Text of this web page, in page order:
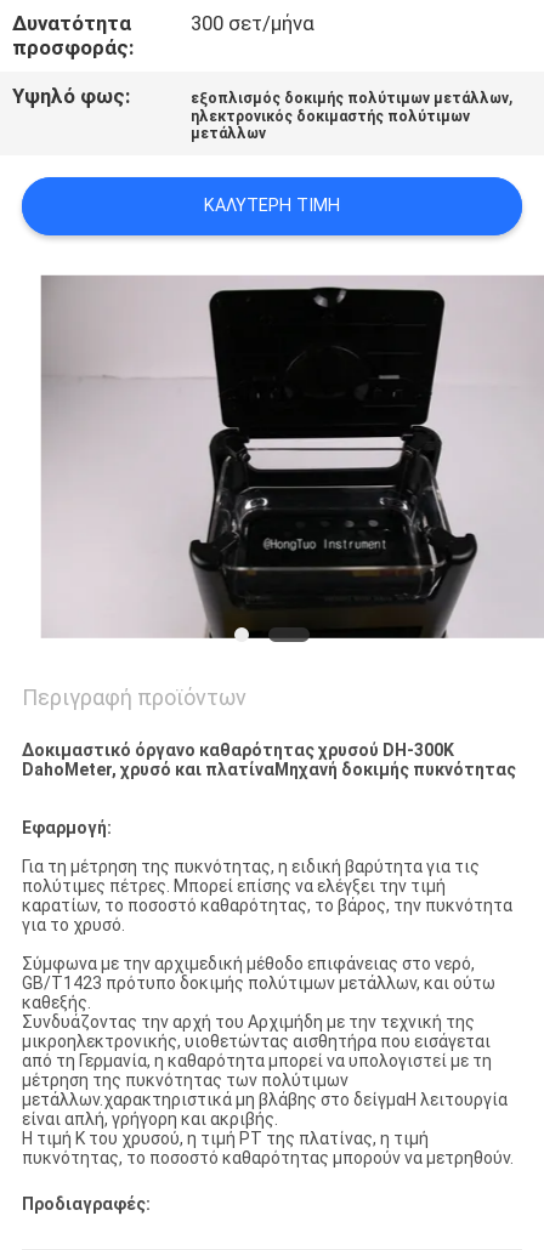
SITEMAP
PRIVACY
Δυνατότητα
προσφοράς:
300 σετ/μήνα
Υψηλό φως: εξοπλισμός δοκιμής πολύτιμων μετάλλων,
ηλεκτρονικός δοκιμαστής πολύτιμων
μετάλλων
ΚΑΛΎΤΕΡΗ ΤΙΜΉ
Περιγραφή προϊόντων
Δοκιμαστικό όργανο καθαρότητας χρυσού DH-300K
DahoMeter, χρυσό και πλατίναΜηχανή δοκιμής πυκνότητας
Εφαρμογή:
Για τη μέτρηση της πυκνότητας, η ειδική βαρύτητα για τις
πολύτιμες πέτρες. Μπορεί επίσης να ελέγξει την τιμή
καρατίων, το ποσοστό καθαρότητας, το βάρος, την πυκνότητα
για το χρυσό.
Σύμφωνα με την αρχιμεδική μέθοδο επιφάνειας στο νερό,
GB/T1423 πρότυπο δοκιμής πολύτιμων μετάλλων, και ούτω
καθεξής.
Συνδυάζοντας την αρχή του Αρχιμήδη με την τεχνική της
μικροηλεκτρονικής, υιοθετώντας αισθητήρα που εισάγεται
από τη Γερμανία, η καθαρότητα μπορεί να υπολογιστεί με τη
μέτρηση της πυκνότητας των πολύτιμων
μετάλλων.χαρακτηριστικά μη βλάβης στο δείγμαΗ λειτουργία
είναι απλή, γρήγορη και ακριβής.
Η τιμή K του χρυσού, η τιμή PT της πλατίνας, η τιμή
πυκνότητας, το ποσοστό καθαρότητας μπορούν να μετρηθούν.
Προδιαγραφές: